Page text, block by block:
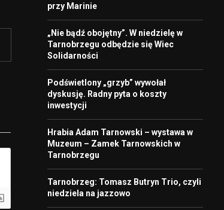
przy Marinie
„Nie bądź obojętny”. W niedzielę w
Tarnobrzegu odbędzie się Wiec
Solidarności
Podświetlony „grzyb” wywołał
dyskusję. Radny pyta o koszty
inwestycji
Hrabia Adam Tarnowski – wystawa w
Muzeum – Zamek Tarnowskich w
Tarnobrzegu
Tarnobrzeg: Tomasz Butryn Trio, czyli
niedziela na jazzowo